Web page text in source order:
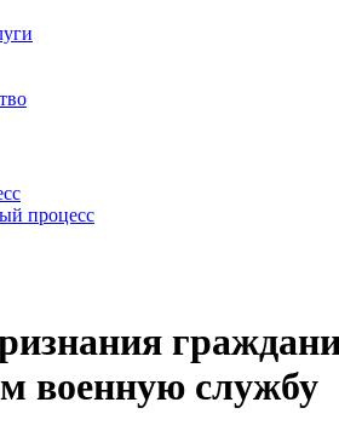
процесс
военную службу